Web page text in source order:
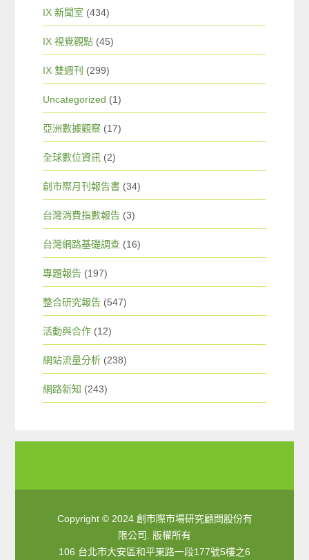
IX 新聞室 (434)
IX 視覺觀點 (45)
IX 雙週刊 (299)
Uncategorized (1)
亞洲數據觀察 (17)
全球數位資訊 (2)
創市際月刊報告書 (34)
台灣消費指數報告 (3)
台灣網路基礎調查 (16)
專題報告 (197)
整合研究報告 (547)
活動與合作 (12)
網站流量分析 (238)
網路新知 (243)
Copyright © 2024 創市際市場研究顧問股份有
限公司. 版權所有
106 台北市大安區和平東路一段177號5樓之6